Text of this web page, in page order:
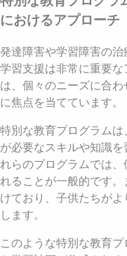
におけるアプローチ
発達障害や学習障害の
学習支援は非常に重要
は、個々のニーズに合
に焦点を当てています。
特別な教育プログラム
が必要なスキルや知識
れらのプログラムでは
れることが一般的です
けており、子供たちが
します。
このような特別な教育